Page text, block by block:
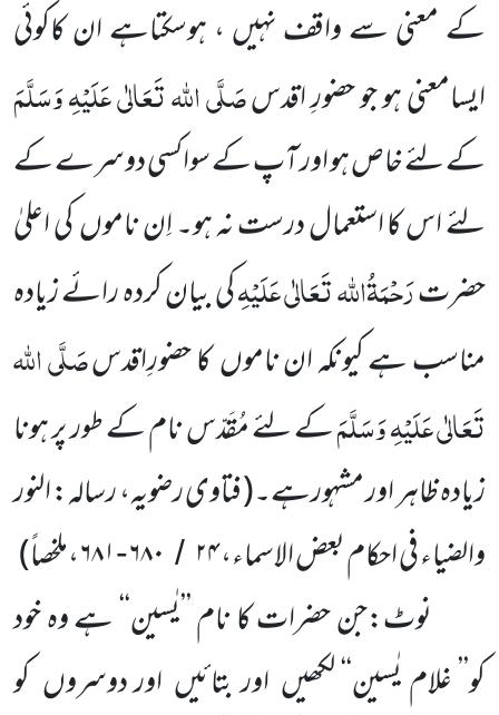
کے معنی سے واقف نہیں ، ہوسکتاہے ان کاکوئی
ایسامعنی ہو جو حضورِ اقدسصَلَّی اللہ تَعَالٰی عَلَیْہِ وَسَلَّمَ
کے لئے خاص ہو اور آپ کے سواکسی دوسرے کے
لئے اس کا استعمال درست نہ ہو۔ اِن ناموں کی اعلیٰ
حضرترَحْمَۃُاللہ تَعَالٰی عَلَیْہِکی بیان کردہ رائے زیادہ
مناسب ہے کیونکہ ان ناموں کا حضورِاقدسصَلَّی اللہ
تَعَالٰی عَلَیْہِ وَسَلَّمَکے لئے مُقَدّس نام کے طور پر ہونا
زیادہ ظاہر اور مشہورہے۔( فتاوی رضویہ، رسالہ: النور
والضیاء فی احکام بعض الاسماء،۲۴ / ۶۸۰-۶۸۱،ملخصاً
)
نوٹ:جن حضرات کا نام ’’یٰسین‘‘ ہے وہ خود
کو’’ غلام یٰسین‘‘ لکھیں اور بتائیں اور دوسروں کو